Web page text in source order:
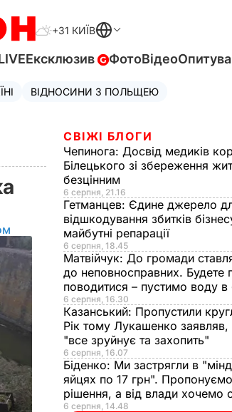
+31 КИЇВ
Ексклюзив ФотоВідео
ВІДНОСИНИ З ПОЛЬЩЕЮ
СВІЖІ БЛОГИ
Чепинога: Досвід медиків
Білецького зі збереження
безцінним
6 серпня, 21.16
Гетманцев: Єдине джерело
відшкодування збитків
майбутні репарації
6 серпня, 18.45
Матвійчук: До громади
до неповносправних. Будете
поводитися – пустимо воду в
6 серпня, 16.30
Казанський: Пропустили
Рік тому Лукашенко заявляв,
"все зруйнує та захопить"
6 серпня, 16.07
Біденко: Ми застрягли в
яйцях по 17 грн". Пропонуємо
рішення, а від влади хочемо
6 серпня, 14.48